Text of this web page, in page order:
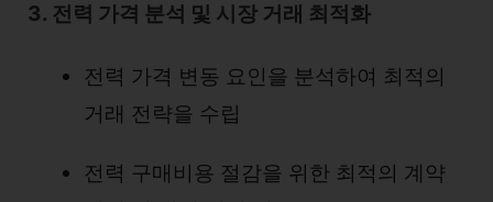
3. 전력 가격 분석 및 시장 거래 최적화
전력 가격 변동 요인을 분석하여 최적의
거래 전략을 수립
전력 구매비용 절감을 위한 최적의 계약